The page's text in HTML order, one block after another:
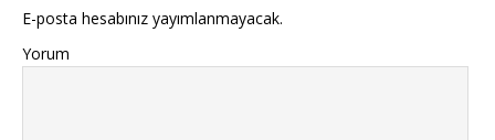
E-posta hesabınız yayımlanmayacak.
Yorum